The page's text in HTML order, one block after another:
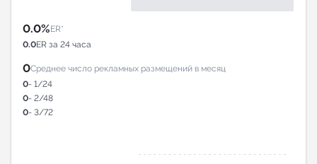
0.0%ER*
0.0ER за 24 часа
0Среднее число рекламных размещений в месяц
0- 1/24
0- 2/48
0- 3/72